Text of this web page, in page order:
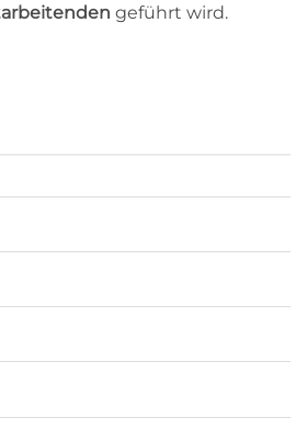
geführt wird.